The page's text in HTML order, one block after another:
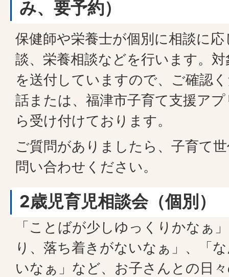
み、要予約）
保健師や栄養士が個別に相談に
談、栄養相談などを行います。
を送付していますので、ご確認
話または、福津市子育て支援ア
ら受け付けております。
ご質問がありましたら、子育て
問い合わせください。
2歳児育児相談会（個別）
「ことばが少しゆっくりかなぁ
り、落ち着きがないなぁ」、「
いなぁ」など、お子さんとの日